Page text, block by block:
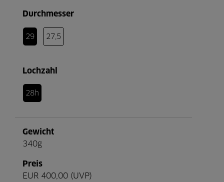
Durchmesser
29 27,5
Lochzahl
28h
Gewicht
340g
Preis
EUR 400,00 (UVP)